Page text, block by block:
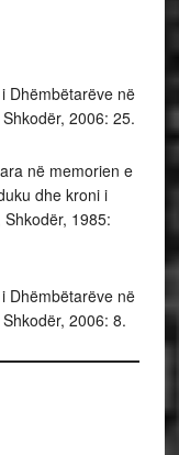
Dhëmbëtarëve në
2006: 25.
në memorien e
dhe kroni i
1985:
Dhëmbëtarëve në
2006: 8.